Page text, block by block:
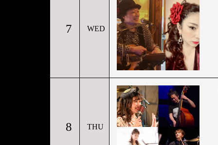
7 WED
8 THU